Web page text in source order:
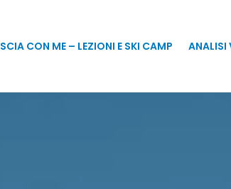
SCIA CON ME – LEZIONI E SKI CAMP ANALISI